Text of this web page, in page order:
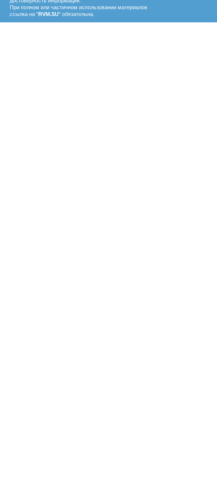
При полном или частичном использовании материалов
ссылка на "RVM.SU" обязательна.